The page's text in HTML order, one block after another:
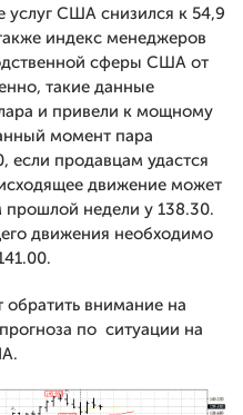
услуг США снизился к 54,9
индекс менеджеров
сферы США от
такие данные
и привели к мощному
момент пара
если продавцам удастся
движение может
недели у 138.30.
движения необходимо
внимание на
по ситуации на